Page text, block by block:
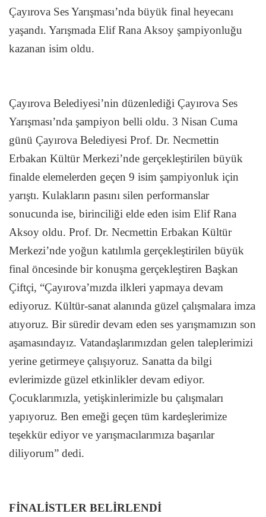
Çayırova Ses Yarışması’nda büyük final heyecanı
yaşandı. Yarışmada Elif Rana Aksoy şampiyonluğu
kazanan isim oldu.
Çayırova Belediyesi’nin düzenlediği Çayırova Ses
Yarışması’nda şampiyon belli oldu. 3 Nisan Cuma
günü Çayırova Belediyesi Prof. Dr. Necmettin
Erbakan Kültür Merkezi’nde gerçekleştirilen büyük
finalde elemelerden geçen 9 isim şampiyonluk için
yarıştı. Kulakların pasını silen performanslar
sonucunda ise, birinciliği elde eden isim Elif Rana
Aksoy oldu. Prof. Dr. Necmettin Erbakan Kültür
Merkezi’nde yoğun katılımla gerçekleştirilen büyük
final öncesinde bir konuşma gerçekleştiren Başkan
Çiftçi, “Çayırova’mızda ilkleri yapmaya devam
ediyoruz. Kültür-sanat alanında güzel çalışmalara imza
atıyoruz. Bir süredir devam eden ses yarışmamızın son
aşamasındayız. Vatandaşlarımızdan gelen taleplerimizi
yerine getirmeye çalışıyoruz. Sanatta da bilgi
evlerimizde güzel etkinlikler devam ediyor.
Çocuklarımızla, yetişkinlerimizle bu çalışmaları
yapıyoruz. Ben emeği geçen tüm kardeşlerimize
teşekkür ediyor ve yarışmacılarımıza başarılar
diliyorum” dedi.
FİNALİSTLER BELİRLENDİ